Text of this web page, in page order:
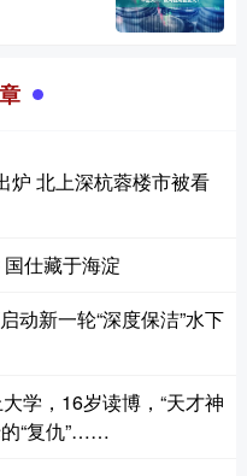
炉 北上深杭蓉楼市被看
仕藏于海淀
动新一轮“深度保洁”水下
学，16岁读博，“天才神
的“复仇”……